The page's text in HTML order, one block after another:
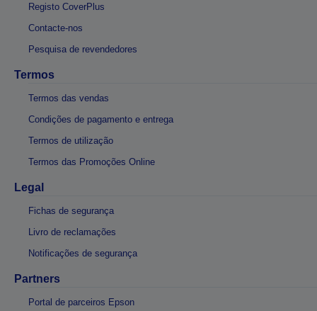
Registo CoverPlus
Contacte-nos
Pesquisa de revendedores
Termos
Termos das vendas
Condições de pagamento e entrega
Termos de utilização
Termos das Promoções Online
Legal
Fichas de segurança
Livro de reclamações
Notificações de segurança
Partners
Portal de parceiros Epson